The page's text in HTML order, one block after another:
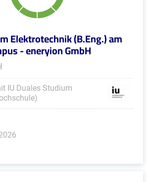
Elektrotechnik (B.Eng.) am
- eneryion GmbH
IU Duales Studium